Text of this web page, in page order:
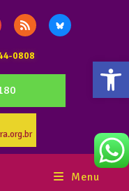
0808
Menu